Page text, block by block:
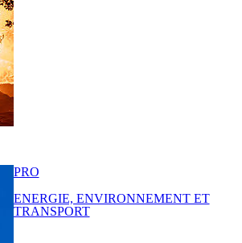
PRO
ENERGIE, ENVIRONNEMENT ET
TRANSPORT